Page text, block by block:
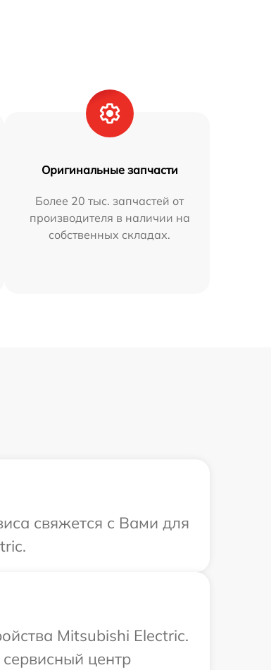
Оригинальные запчасти
Более 20 тыс. запчастей от
производителя в наличии на
собственных складах.
свяжется с Вами для
Mitsubishi Electric.
центр